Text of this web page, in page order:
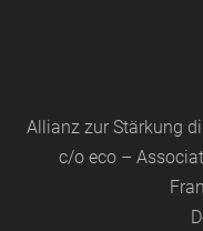
Allianz zur Stärkung
c/o eco –